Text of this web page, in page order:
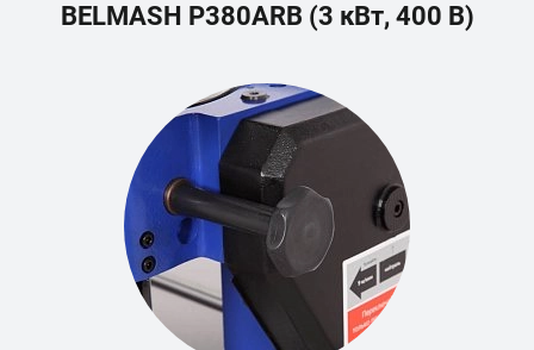
BELMASH P380АRB (3 кВт, 400 В)